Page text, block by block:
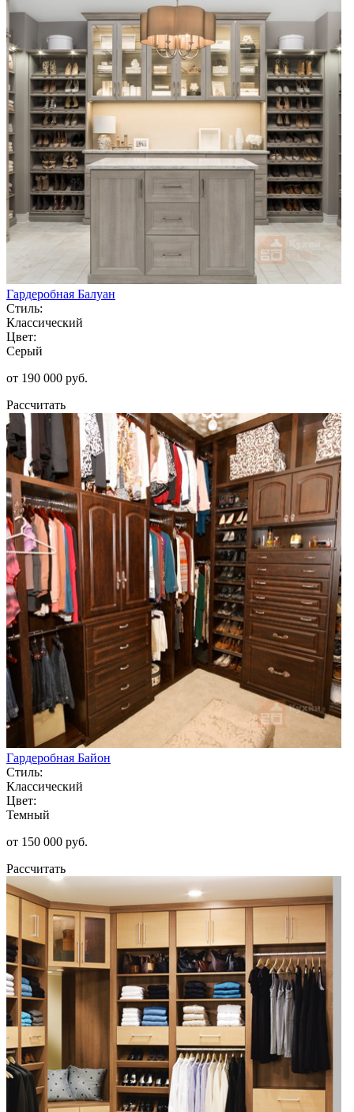
Гардеробная Балуан
Стиль:
Классический
Цвет:
Серый
от 190 000 руб.
Рассчитать
Гардеробная Байон
Стиль:
Классический
Цвет:
Темный
от 150 000 руб.
Рассчитать